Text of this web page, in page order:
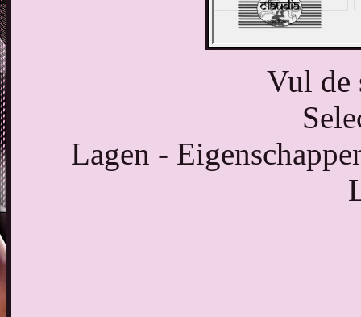
Vul de
Lagen -